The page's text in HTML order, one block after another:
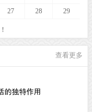
27 28 29
查看更多
的独特作用